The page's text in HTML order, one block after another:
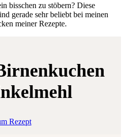
bisschen zu stöbern? Diese
gerade sehr beliebt bei meinen
meiner Rezepte.
Rezept